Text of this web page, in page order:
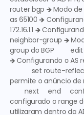
router bgp 🡺 Modo
as 65100 🡺
172.16.1.1 🡺
neighbor-group 🡺
group do BGP edit
🡺 Configurando o AS
set route-
permite o anúncio de
next     end
configurado o range
utilizaram dentro da